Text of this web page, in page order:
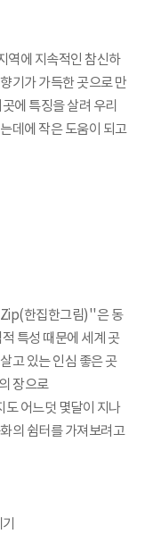
역에 지속적인 참신하
기가 가득한 곳으로 만
에 특징을 살려 우리
데에 작은 도움이 되고
한집한그림)''은 동
특성 때문에 세계 곳
고 있는 인심 좋은 곳
장으로
어느덧 몇달이 지나
의 쉼터를 가져보려고